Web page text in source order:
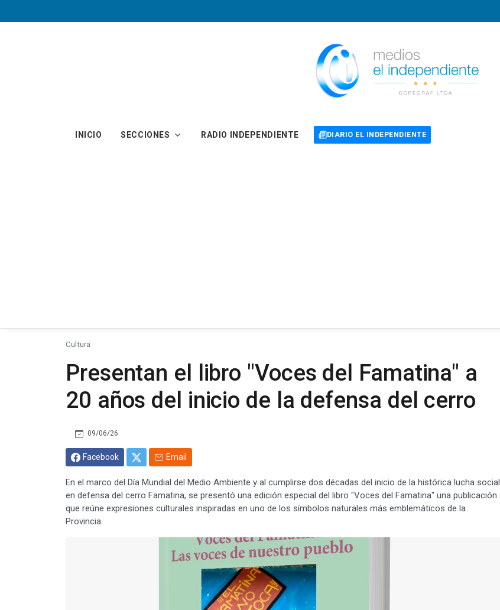
INICIO SECCIONES RADIO INDEPENDIENTE DIARIO EL INDEPENDIENTE
Cultura
Presentan el libro "Voces del Famatina" a
20 años del inicio de la defensa del cerro
09/06/26
Facebook Email
En el marco del Día Mundial del Medio Ambiente y al cumplirse dos décadas del inicio de la histórica lucha social
en defensa del cerro Famatina, se presentó una edición especial del libro "Voces del Famatina" una publicación
que reúne expresiones culturales inspiradas en uno de los símbolos naturales más emblemáticos de la
Provincia.